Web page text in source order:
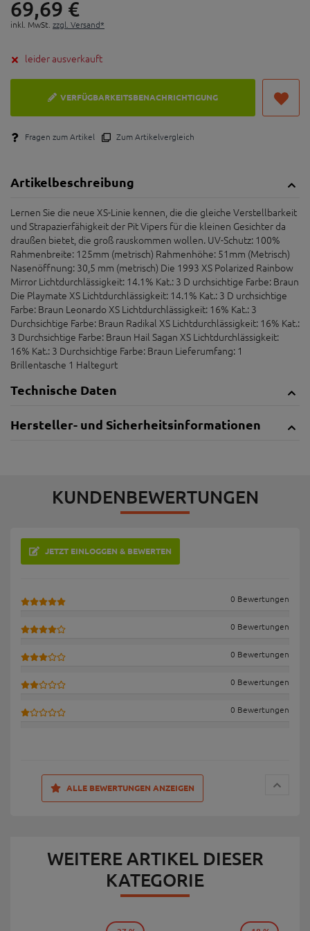
69,69 €
inkl. MwSt. zzgl. Versand*
leider ausverkauft
VERFÜGBARKEITSBENACHRICHTIGUNG
Fragen zum Artikel Zum Artikelvergleich
Artikelbeschreibung
Lernen Sie die neue XS-Linie kennen, die die gleiche Verstellbarkeit
und Strapazierfähigkeit der Pit Vipers für die kleinen Gesichter da
draußen bietet, die groß rauskommen wollen. UV-Schutz: 100%
Rahmenbreite: 125mm (metrisch) Rahmenhöhe: 51mm (Metrisch)
Nasenöffnung: 30,5 mm (metrisch) Die 1993 XS Polarized Rainbow
Mirror Lichtdurchlässigkeit: 14.1% Kat.: 3 D urchsichtige Farbe: Braun
Die Playmate XS Lichtdurchlässigkeit: 14.1% Kat.: 3 D urchsichtige
Farbe: Braun Leonardo XS Lichtdurchlässigkeit: 16% Kat.: 3
Durchsichtige Farbe: Braun Radikal XS Lichtdurchlässigkeit: 16% Kat.:
3 Durchsichtige Farbe: Braun Hail Sagan XS Lichtdurchlässigkeit:
16% Kat.: 3 Durchsichtige Farbe: Braun Lieferumfang: 1
Brillentasche 1 Haltegurt
Technische Daten
Hersteller- und Sicherheitsinformationen
KUNDENBEWERTUNGEN
JETZT EINLOGGEN & BEWERTEN
0 Bewertungen
0 Bewertungen
0 Bewertungen
0 Bewertungen
0 Bewertungen
ALLE BEWERTUNGEN ANZEIGEN
WEITERE ARTIKEL DIESER
KATEGORIE